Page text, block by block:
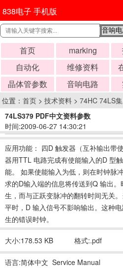
838电子 手机版
首页 marking
自动化
维修资料
晶体管参数
音响电路
位置： 首页 > 技术资料 > 74HC 74LS
74LS379 PDF中文资料参数
时间:2009-06-27 14:30:21
应用功能： 四D 触发器（互补输出带
器用TTL 电路完成有使能输入的D 型
能。 如果使能输入为低，则在时钟脉
求的D输入端的信息将传送到Q 输出
生，而与正跃变脉冲的翻转时间无关
平时，D 输入信号不影响输出。这种
生的错误时钟。
大小:178.53 KB 格式:.pdf
语言:简体中文 Service Manual